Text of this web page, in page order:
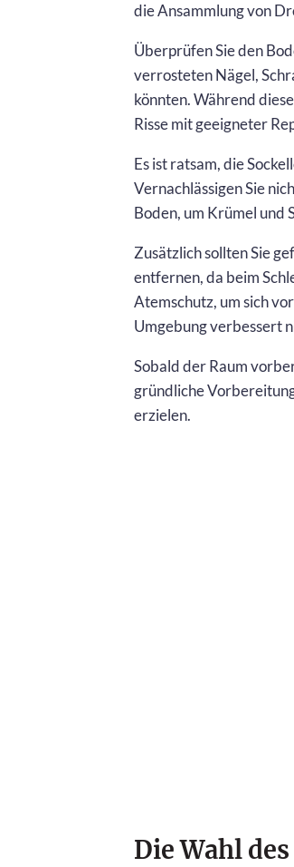
die Ansammlung von
Überprüfen Sie den
verrosteten Nägel,
könnten. Während
Risse mit geeigneter
Es ist ratsam, die
Vernachlässigen Sie
Boden, um Krümel und
Zusätzlich sollten Sie
entfernen, da beim
Atemschutz, um sich
Umgebung verbessert
Sobald der Raum
gründliche
erzielen.
Die Wahl